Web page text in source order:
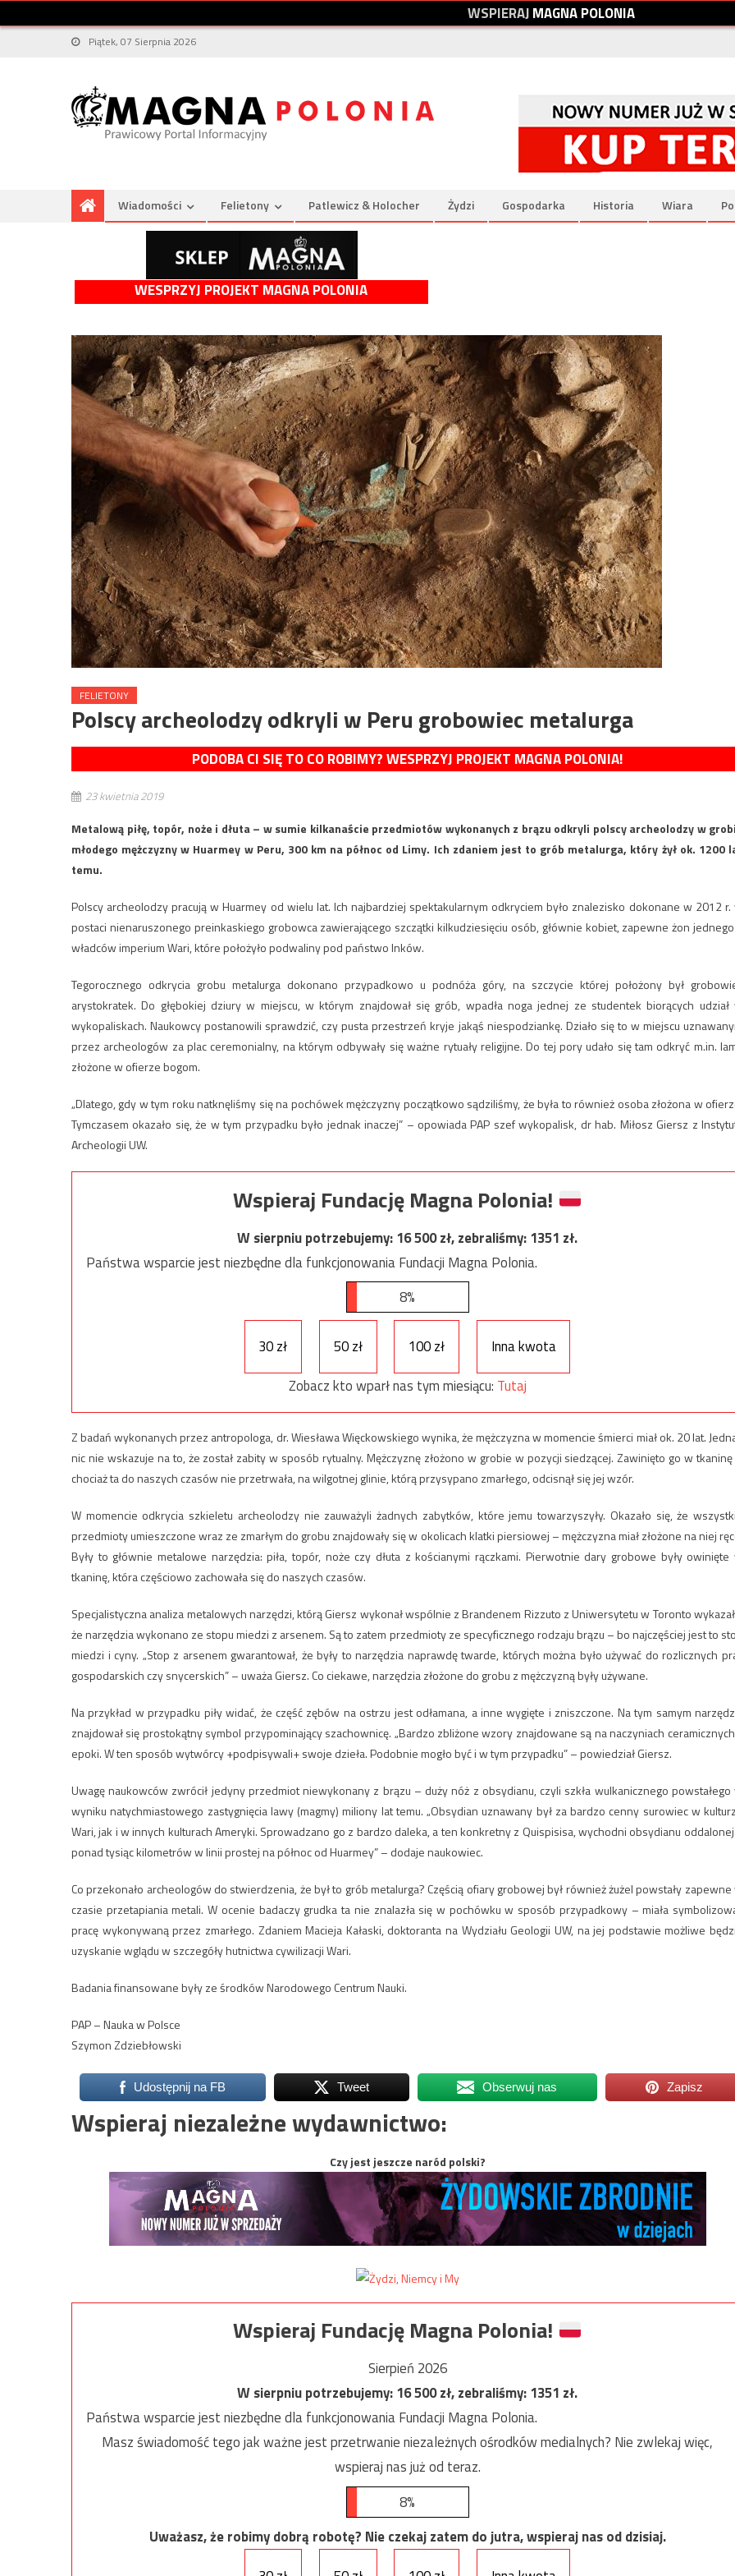
WSPIERAJMAGNAPOLONIA
Piątek, 07 Sierpnia 2026
Wiadomości Felietony Patlewicz & Holocher Żydzi Gospodarka Historia Wiara
WESPRZYJ PROJEKT MAGNA POLONIA
FELIETONY
Polscy archeolodzy odkryli w Peru grobowiec metalurga
PODOBA CI SIĘ TO CO ROBIMY? WESPRZYJ PROJEKT MAGNA POLONIA!
23 kwietnia 2019
Metalową piłę, topór, noże i dłuta – w sumie kilkanaście przedmiotów wykonanych z brązu odkryli polscy archeolodzy w
młodego mężczyzny w Huarmey w Peru, 300 km na północ od Limy. Ich zdaniem jest to grób metalurga, który żył ok. 1200
temu.
Polscy archeolodzy pracują w Huarmey od wielu lat. Ich najbardziej spektakularnym odkryciem było znalezisko dokonane w 2012 r.
postaci nienaruszonego preinkaskiego grobowca zawierającego szczątki kilkudziesięciu osób, głównie kobiet, zapewne żon
władców imperium Wari, które położyło podwaliny pod państwo Inków.
Tegorocznego odkrycia grobu metalurga dokonano przypadkowo u podnóża góry, na szczycie której położony był
arystokratek. Do głębokiej dziury w miejscu, w którym znajdował się grób, wpadła noga jednej ze studentek biorących udział
wykopaliskach. Naukowcy postanowili sprawdzić, czy pusta przestrzeń kryje jakąś niespodziankę. Działo się to w miejscu
przez archeologów za plac ceremonialny, na którym odbywały się ważne rytuały religijne. Do tej pory udało się tam odkryć m.in.
złożone w ofierze bogom.
„Dlatego, gdy w tym roku natknęliśmy się na pochówek mężczyzny początkowo sądziliśmy, że była to również osoba złożona w
Tymczasem okazało się, że w tym przypadku było jednak inaczej” – opowiada PAP szef wykopalisk, dr hab. Miłosz Giersz z
Archeologii UW.
Wspieraj Fundację Magna Polonia!
W sierpniu potrzebujemy:16 500zł, zebraliśmy:1351 zł.
Państwa wsparcie jest niezbędne dla funkcjonowania Fundacji Magna Polonia.
8%
30 zł 50 zł 100 zł
Inna kwota
Zobacz kto wparł nas tym miesiącu: Tutaj
Z badań wykonanych przez antropologa, dr. Wiesława Więckowskiego wynika, że mężczyzna w momencie śmierci miał ok. 20 lat.
nic nie wskazuje na to, że został zabity w sposób rytualny. Mężczyznę złożono w grobie w pozycji siedzącej. Zawinięto go w
chociaż ta do naszych czasów nie przetrwała, na wilgotnej glinie, którą przysypano zmarłego, odcisnął się jej wzór.
W momencie odkrycia szkieletu archeolodzy nie zauważyli żadnych zabytków, które jemu towarzyszyły. Okazało się, że
przedmioty umieszczone wraz ze zmarłym do grobu znajdowały się w okolicach klatki piersiowej – mężczyzna miał złożone na niej
Były to głównie metalowe narzędzia: piła, topór, noże czy dłuta z kościanymi rączkami. Pierwotnie dary grobowe były owinięte
tkaninę, która częściowo zachowała się do naszych czasów.
Specjalistyczna analiza metalowych narzędzi, którą Giersz wykonał wspólnie z Brandenem Rizzuto z Uniwersytetu w Toronto
że narzędzia wykonano ze stopu miedzi z arsenem. Są to zatem przedmioty ze specyficznego rodzaju brązu – bo najczęściej jest to
miedzi i cyny. „Stop z arsenem gwarantował, że były to narzędzia naprawdę twarde, których można było używać do rozlicznych
gospodarskich czy snycerskich” – uważa Giersz. Co ciekawe, narzędzia złożone do grobu z mężczyzną były używane.
Na przykład w przypadku piły widać, że część zębów na ostrzu jest odłamana, a inne wygięte i zniszczone. Na tym samym
znajdował się prostokątny symbol przypominający szachownicę. „Bardzo zbliżone wzory znajdowane są na naczyniach
epoki. W ten sposób wytwórcy +podpisywali+ swoje dzieła. Podobnie mogło być i w tym przypadku” – powiedział Giersz.
Uwagę naukowców zwrócił jedyny przedmiot niewykonany z brązu – duży nóż z obsydianu, czyli szkła wulkanicznego powstałego
wyniku natychmiastowego zastygnięcia lawy (magmy) miliony lat temu. „Obsydian uznawany był za bardzo cenny surowiec w
Wari, jak i w innych kulturach Ameryki. Sprowadzano go z bardzo daleka, a ten konkretny z Quispisisa, wychodni obsydianu
ponad tysiąc kilometrów w linii prostej na północ od Huarmey” – dodaje naukowiec.
Co przekonało archeologów do stwierdzenia, że był to grób metalurga? Częścią ofiary grobowej był również żużel powstały zapewne
czasie przetapiania metali. W ocenie badaczy grudka ta nie znalazła się w pochówku w sposób przypadkowy – miała
pracę wykonywaną przez zmarłego. Zdaniem Macieja Kałaski, doktoranta na Wydziału Geologii UW, na jej podstawie możliwe
uzyskanie wglądu w szczegóły hutnictwa cywilizacji Wari.
Badania finansowane były ze środków Narodowego Centrum Nauki.
PAP – Nauka w Polsce
Szymon Zdziebłowski
Udostępnij na FB Tweet Obserwuj nas Zapisz
Wspieraj niezależne wydawnictwo:
Czy jest jeszcze naród polski?
Wspieraj Fundację Magna Polonia!
Sierpień 2026
W sierpniu potrzebujemy:16 500zł, zebraliśmy:1351 zł.
Państwa wsparcie jest niezbędne dla funkcjonowania Fundacji Magna Polonia.
Masz świadomość tego jak ważne jest przetrwanie niezależnych ośrodków medialnych? Nie zwlekaj więc,
wspieraj nas już od teraz.
8%
Uważasz, że robimy dobrą robotę? Nie czekaj zatem do jutra, wspieraj nas od dzisiaj.